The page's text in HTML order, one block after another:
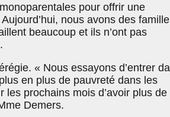
pour offrir une
nous avons des
beaucoup et ils n’ont pas
« Nous essayons d’entrer
en plus de pauvreté dans les
les prochains mois d’avoir plus de
Demers.